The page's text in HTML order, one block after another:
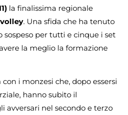
la finalissima regionale
. Una sfida che ha tenuto
per tutti e cinque i set
la meglio la formazione
i monzesi che, dopo essersi
hanno subito il
avversari nel secondo e terzo